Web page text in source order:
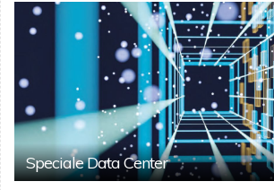
Speciale Data Center